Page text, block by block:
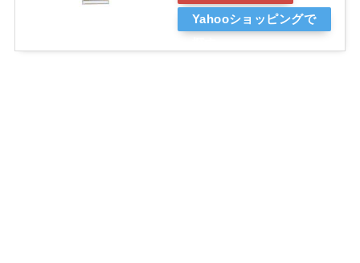
Yahooショッピングで